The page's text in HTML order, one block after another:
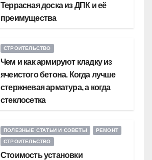
Террасная доска из ДПК и её
преимущества
СТРОИТЕЛЬСТВО
Чем и как армируют кладку из
ячеистого бетона. Когда лучше
стержневая арматура, а когда
стеклосетка
ПОЛЕЗНЫЕ СТАТЬИ И СОВЕТЫ
РЕМОНТ
СТРОИТЕЛЬСТВО
Стоимость установки